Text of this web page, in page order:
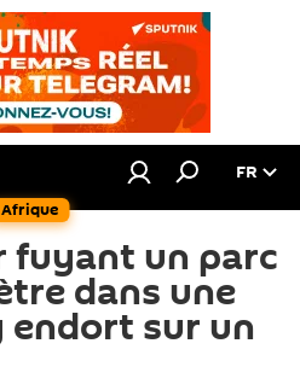
Afrique
FR
fuyant un parc
dans une
endort sur un